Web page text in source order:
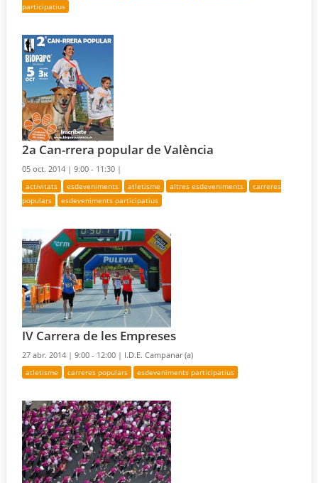
participatius
2a Can-rrera popular de València
05 oct. 2014 |9:00 - 11:30 |
activitats esdeveniments atletisme altres esdeveniments
carreres
populars
esdeveniments participatius
IV Carrera de les Empreses
27 abr. 2014 |9:00 - 12:00 | I.D.E. Campanar (a)
atletisme carreres populars esdeveniments participatius